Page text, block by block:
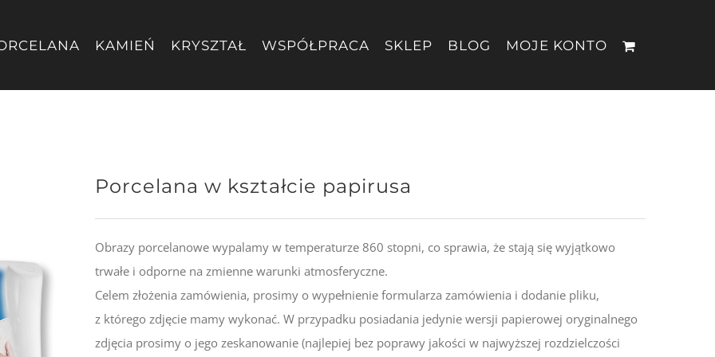
KAMIEŃ KRYSZTAŁ WSPÓŁPRACA SKLEP BLOG MOJE KONTO
Porcelana w kształcie papirusa
Obrazy porcelanowe wypalamy w temperaturze 860 stopni, co sprawia, że stają się wyjątkowo
trwałe i odporne na zmienne warunki atmosferyczne.
Celem złożenia zamówienia, prosimy o wypełnienie formularza zamówienia i dodanie pliku,
z którego zdjęcie mamy wykonać. W przypadku posiadania jedynie wersji papierowej oryginalnego
zdjęcia prosimy o jego zeskanowanie (najlepiej bez poprawy jakości w najwyższej rozdzielczości